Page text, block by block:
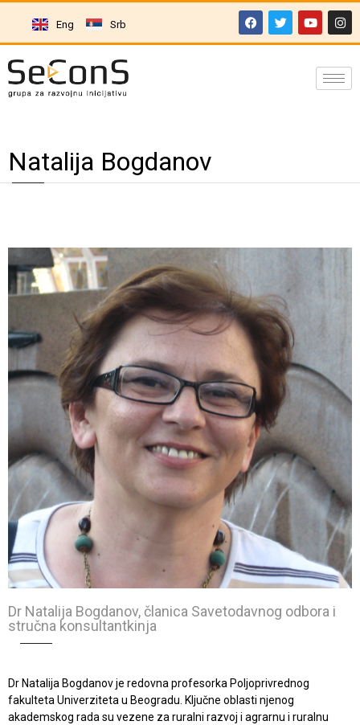
Eng Srb
Natalija Bogdanov
Dr Natalija Bogdanov, članica Savetodavnog odbora i
stručna konsultantkinja
Dr Natalija Bogdanov je redovna profesorka Poljoprivrednog
fakulteta Univerziteta u Beogradu. Ključne oblasti njenog
akademskog rada su vezene za ruralni razvoj i agrarnu i ruralnu